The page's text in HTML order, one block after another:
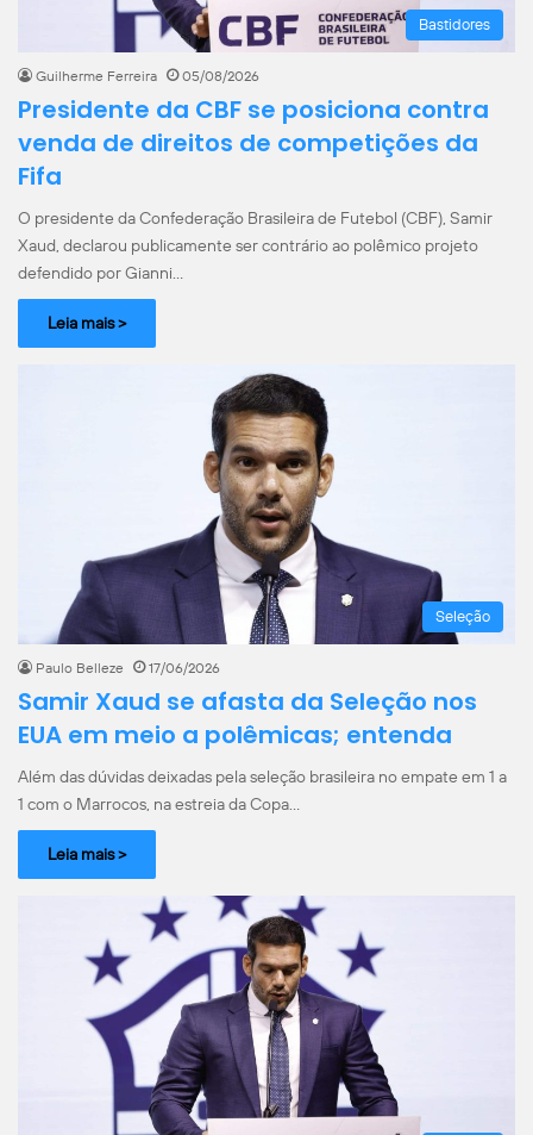
Bastidores
Guilherme Ferreira 05/08/2026
Presidente da CBF se posiciona contra
venda de direitos de competições da
Fifa
O presidente da Confederação Brasileira de Futebol (CBF), Samir
Xaud, declarou publicamente ser contrário ao polêmico projeto
defendido por Gianni…
Leia mais >
Seleção
Paulo Belleze 17/06/2026
Samir Xaud se afasta da Seleção nos
EUA em meio a polêmicas; entenda
Além das dúvidas deixadas pela seleção brasileira no empate em 1 a
1 com o Marrocos, na estreia da Copa…
Leia mais >